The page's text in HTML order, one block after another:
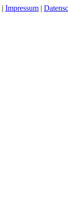
| Impressum |